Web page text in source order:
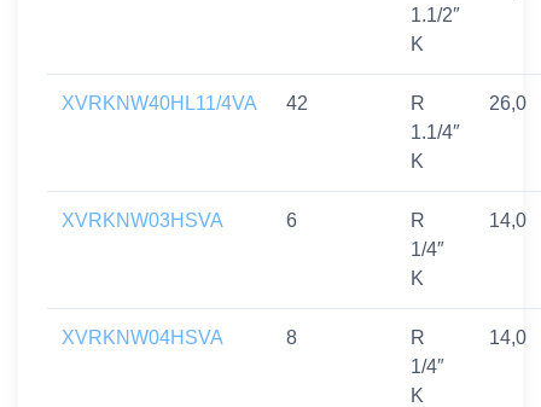
1.1/2″
K
XVRKNW40HL11/4VA 42
R
1.1/4″
K
26,0
XVRKNW03HSVA 6
R
1/4″
K
14,0
XVRKNW04HSVA 8
R
1/4″
K
14,0